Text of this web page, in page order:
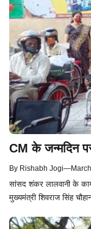
CM के जन्मदिन
By Rishabh Jogi—
सांसद शंकर लालवानी के
मुख्यमंत्री शिवराज सिंह